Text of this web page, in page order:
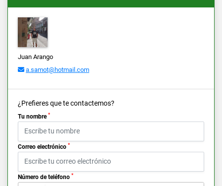
Juan Arango
a.samot@hotmail.com
¿Prefieres que te contactemos?
Tu nombre *
Correo electrónico *
Número de teléfono *